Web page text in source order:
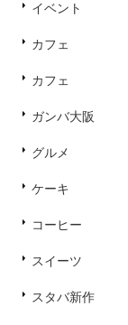
イベント
カフェ
カフェ
ガンバ大阪
グルメ
ケーキ
コーヒー
スイーツ
スタバ新作